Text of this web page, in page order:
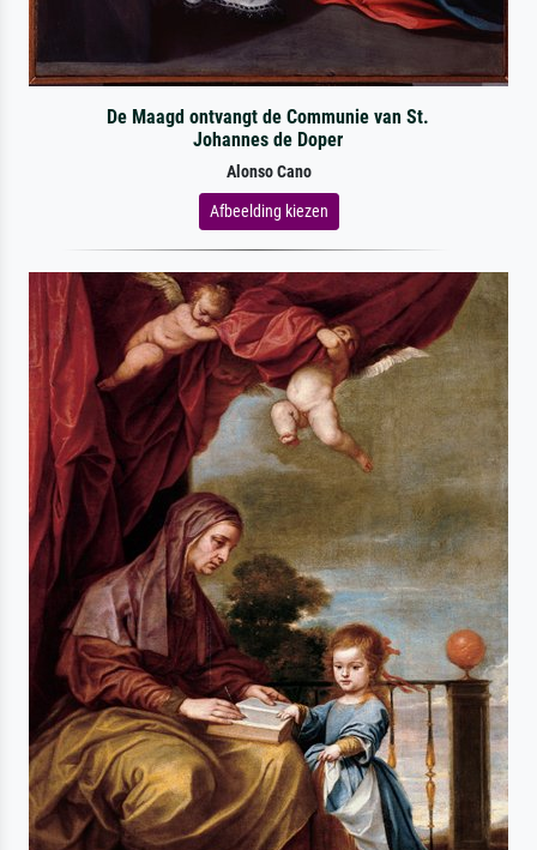
De Maagd ontvangt de Communie van St.
Johannes de Doper
Alonso Cano
Afbeelding kiezen